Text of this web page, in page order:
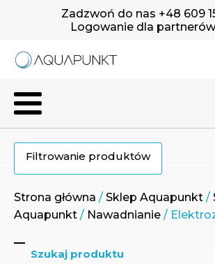
Zadzwoń do nas +48 609
Logowanie dla
Filtrowanie produktów
Strona główna / Sklep Aquapunkt /
Aquapunkt / Nawadnianie /
Szukaj produktu